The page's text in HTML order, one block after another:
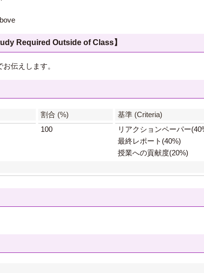
Required Outside of Class】
伝えします。
割合 (%)
基準 (Criteria)
100
リアクションペーパー
最終レポート(40%)
授業への貢献度(20%)